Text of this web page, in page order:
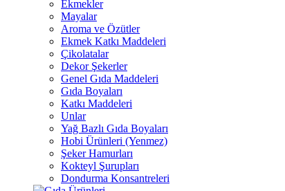
Ekmekler
Mayalar
Aroma ve Özütler
Ekmek Katkı Maddeleri
Çikolatalar
Dekor Şekerler
Genel Gıda Maddeleri
Gıda Boyaları
Katkı Maddeleri
Unlar
Yağ Bazlı Gıda Boyaları
Hobi Ürünleri (Yenmez)
Şeker Hamurları
Kokteyl Şurupları
Dondurma Konsantreleri